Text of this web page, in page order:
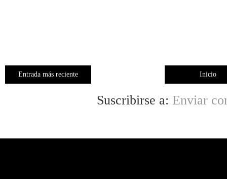
Entrada más reciente Inicio
Suscribirse a: Enviar